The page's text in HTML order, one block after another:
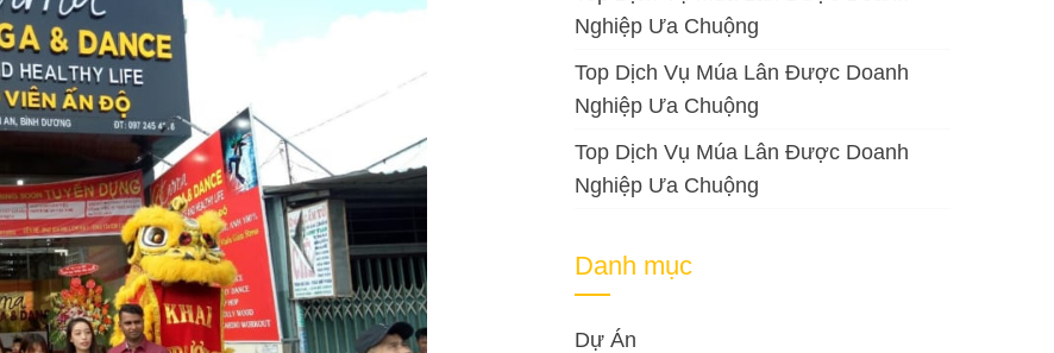
Nghiệp Ưa Chuộng
Top Dịch Vụ Múa Lân Được Doanh
Nghiệp Ưa Chuộng
Top Dịch Vụ Múa Lân Được Doanh
Nghiệp Ưa Chuộng
Danh mục
Dự Án